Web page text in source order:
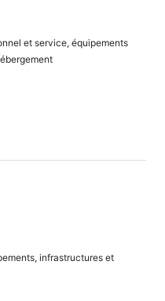
et service, équipements
infrastructures et